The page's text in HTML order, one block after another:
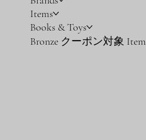
Items
Books & Toys
Bronze クーポン対象 Item